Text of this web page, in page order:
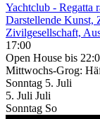
Yachtclub - Regatta
Darstellende Kunst,
Zivilgesellschaft,
17:00
Open House bis
Mittwochs-Grog:
Sonntag 5. Juli
5. Juli Juli
Sonntag So